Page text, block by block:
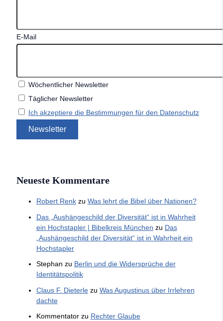
E-Mail
Wöchentlicher Newsletter
Täglicher Newsletter
Ich akzeptiere die Bestimmungen für den Datenschutz
Neueste Kommentare
Robert Renkzu Was lehrt die Bibel über Nationen?
Das „Aushängeschild der Diversität“ ist in Wahrheit
ein Hochstapler | Bibelkreis München zu Das
„Aushängeschild der Diversität“ ist in Wahrheit ein
Hochstapler
Stephan zu Berlin und die Widersprüche der
Identitätspolitik
Claus F. Dieterlezu Was Augustinus über Irrlehren
dachte
Kommentatorzu Rechter Glaube